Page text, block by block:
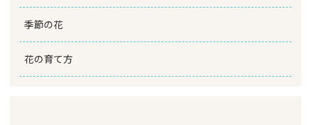
季節の花
花の育て方